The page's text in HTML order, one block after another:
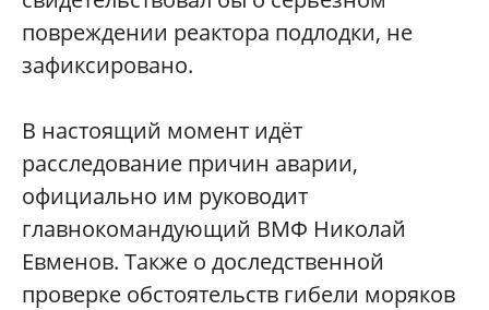
повреждении реактора подлодки, не
зафиксировано.
В настоящий момент идёт
расследование причин аварии,
официально им руководит
главнокомандующий ВМФ Николай
Евменов. Также о доследственной
проверке обстоятельств гибели моряков